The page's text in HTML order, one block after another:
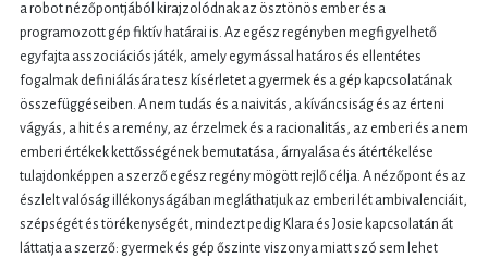
a robot nézőpontjából kirajzolódnak az ösztönös ember és a
programozott gép fiktív határai is. Az egész regényben megfigyelhető
egyfajta asszociációs játék, amely egymással határos és ellentétes
fogalmak definiálására tesz kísérletet a gyermek és a gép kapcsolatának
összefüggéseiben. A nem tudás és a naivitás, a kíváncsiság és az érteni
vágyás, a hit és a remény, az érzelmek és a racionalitás, az emberi és a nem
emberi értékek kettősségének bemutatása, árnyalása és átértékelése
tulajdonképpen a szerző egész regény mögött rejlő célja. A nézőpont és az
észlelt valóság illékonyságában megláthatjuk az emberi lét ambivalenciáit,
szépségét és törékenységét, mindezt pedig Klara és Josie kapcsolatán át
láttatja a szerző: gyermek és gép őszinte viszonya miatt szó sem lehet